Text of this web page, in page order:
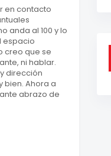
en contacto
anda al 100 y lo
espacio
creo que se
ni hablar.
dirección
bien. Ahora a
abrazo de